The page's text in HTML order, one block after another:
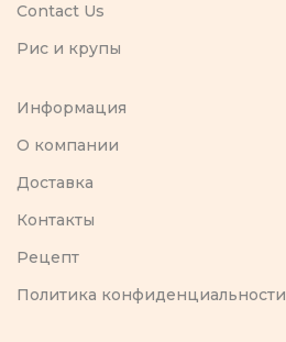
Contact Us
Рис и крупы
Информация
O компании
Доставка
Контакты
Рецепт
Политика конфиденциальности